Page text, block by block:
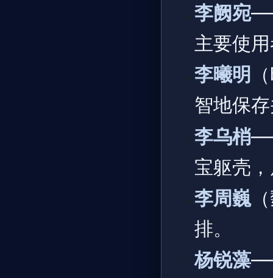
李阙宛
主要使
李曦明
智地保
李乌梢
宝躯壳
李周巍
排。
杨锐藻